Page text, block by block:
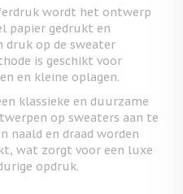
wordt het ontwerp
papier gedrukt en
druk op de sweater
is geschikt voor
en kleine oplagen.
klassieke en duurzame
op sweaters aan te
naald en draad worden
wat zorgt voor een luxe
opdruk.